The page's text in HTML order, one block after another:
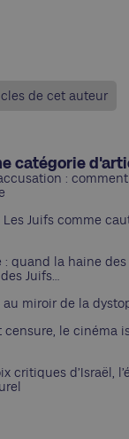
de cet auteur
catégorie
:
Juifs comme
: quand la haine
Juifs…
au miroir de la
censure, le cinéma
critiques d’Israël,